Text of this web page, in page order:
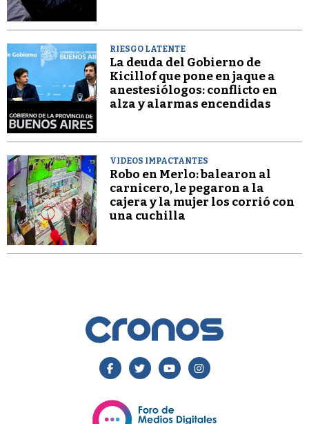
RIESGO LATENTE
La deuda del Gobierno de
Kicillof que pone en jaque a
anestesiólogos: conflicto en
alza y alarmas encendidas
VIDEOS IMPACTANTES
Robo en Merlo: balearon al
carnicero, le pegaron a la
cajera y la mujer los corrió con
una cuchilla